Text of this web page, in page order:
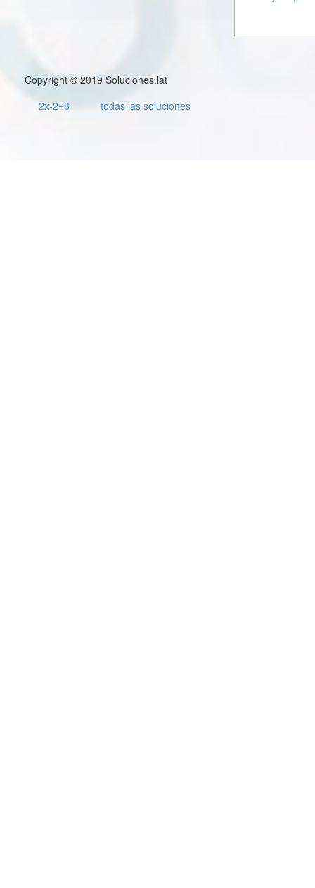
Copyright © 2019 Soluciones.lat
2x-2=8
todas las soluciones